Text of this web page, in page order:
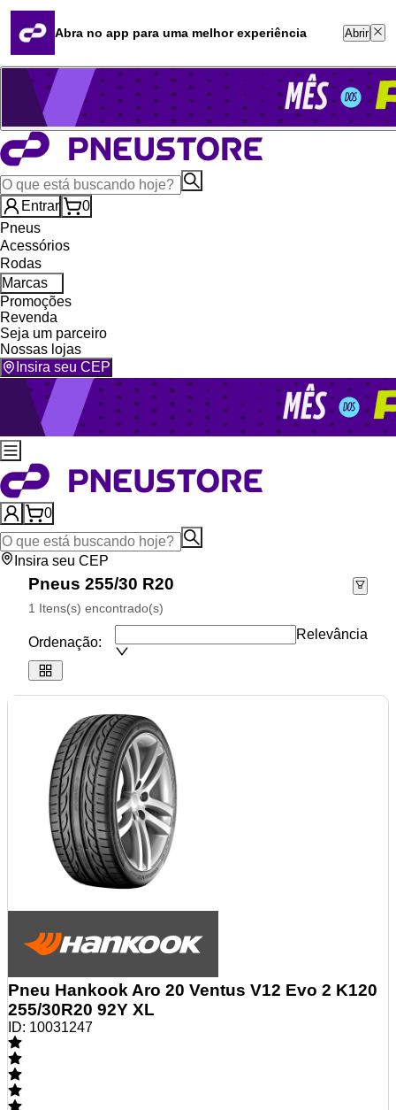
Quero revender
Blog
Whatsapp (16) 99764-8401
Televendas (47) 3046-2551
Entrar
0
Pneus
Acessórios
Rodas
Marcas
Promoções
Revenda
Seja um parceiro
Nossas lojas
Insira seu CEP
0
Insira seu CEP
Pneus 255/30 R20
1 Itens(s) encontrado(s)
Ordenação:
Relevância
Pneu Hankook Aro 20 Ventus V12 Evo 2 K120
255/30R20 92Y XL
ID: 10031247
Abra no app para uma melhor experiência Abrir